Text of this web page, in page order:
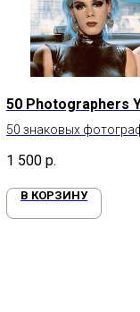
50 Photographers
50 знаковых
1 500 р.
В КОРЗИНУ